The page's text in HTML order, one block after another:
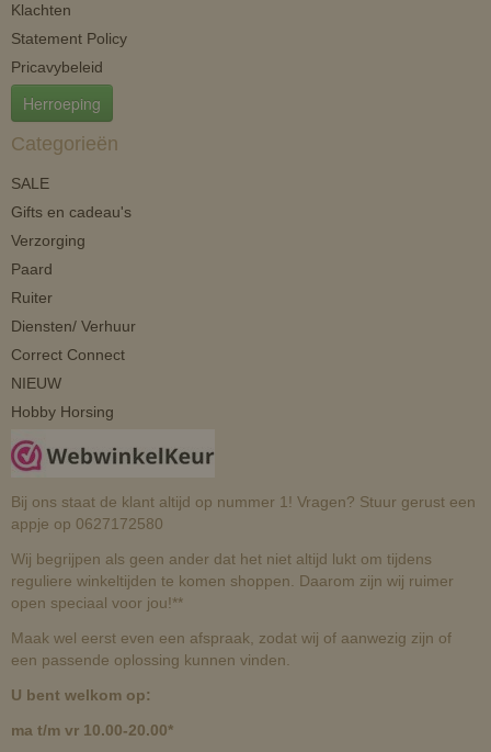
Klachten
Statement Policy
Pricavybeleid
Herroeping
Categorieën
SALE
Gifts en cadeau's
Verzorging
Paard
Ruiter
Diensten/ Verhuur
Correct Connect
NIEUW
Hobby Horsing
Bij ons staat de klant altijd op nummer 1! Vragen? Stuur gerust een
appje op 0627172580
Wij begrijpen als geen ander dat het niet altijd lukt om tijdens
reguliere winkeltijden te komen shoppen. Daarom zijn wij ruimer
open speciaal voor jou!**
Maak wel eerst even een afspraak, zodat wij of aanwezig zijn of
een passende oplossing kunnen vinden.
U bent welkom op:
ma t/m vr 10.00-20.00*